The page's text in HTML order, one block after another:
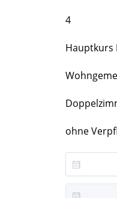
4
Hauptkurs
ohne